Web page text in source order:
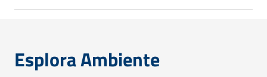
Esplora Ambiente